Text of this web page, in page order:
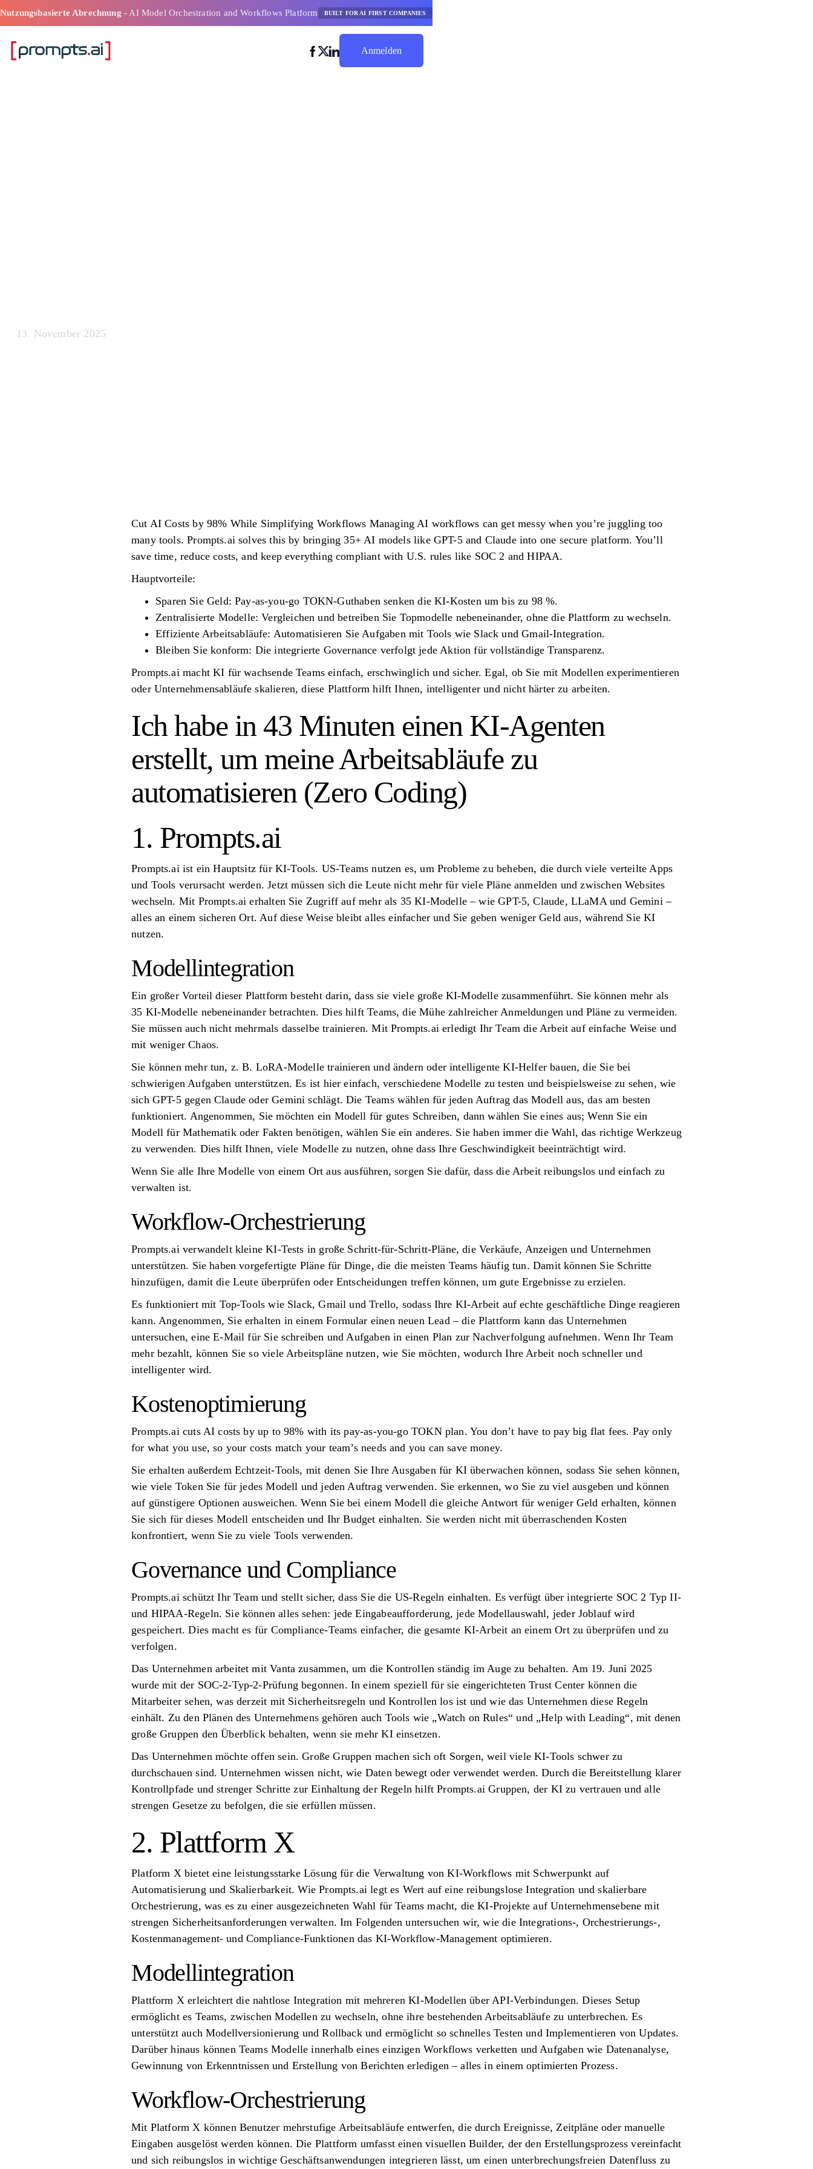
Nutzungsbasierte Abrechnung - AI Model Orchestration and Workflows Platform BUILT FOR AI FIRST COMPANIES
Anmelden
13. November 2025
Cut AI Costs by 98% While Simplifying Workflows Managing AI workflows can get messy when you’re juggling too
many tools. Prompts.ai solves this by bringing 35+ AI models like GPT-5 and Claude into one secure platform. You’ll
save time, reduce costs, and keep everything compliant with U.S. rules like SOC 2 and HIPAA.
Hauptvorteile:
Sparen Sie Geld: Pay-as-you-go TOKN-Guthaben senken die KI-Kosten um bis zu 98 %.
Zentralisierte Modelle: Vergleichen und betreiben Sie Topmodelle nebeneinander, ohne die Plattform zu wechseln.
Effiziente Arbeitsabläufe: Automatisieren Sie Aufgaben mit Tools wie Slack und Gmail-Integration.
Bleiben Sie konform: Die integrierte Governance verfolgt jede Aktion für vollständige Transparenz.
Prompts.ai macht KI für wachsende Teams einfach, erschwinglich und sicher. Egal, ob Sie mit Modellen experimentieren
oder Unternehmensabläufe skalieren, diese Plattform hilft Ihnen, intelligenter und nicht härter zu arbeiten.
Ich habe in 43 Minuten einen KI-Agenten
erstellt, um meine Arbeitsabläufe zu
automatisieren (Zero Coding)
1. Prompts.ai
Prompts.ai ist ein Hauptsitz für KI-Tools. US-Teams nutzen es, um Probleme zu beheben, die durch viele verteilte Apps
und Tools verursacht werden. Jetzt müssen sich die Leute nicht mehr für viele Pläne anmelden und zwischen Websites
wechseln. Mit Prompts.ai erhalten Sie Zugriff auf mehr als 35 KI-Modelle – wie GPT-5, Claude, LLaMA und Gemini –
alles an einem sicheren Ort. Auf diese Weise bleibt alles einfacher und Sie geben weniger Geld aus, während Sie KI
nutzen.
Modellintegration
Ein großer Vorteil dieser Plattform besteht darin, dass sie viele große KI-Modelle zusammenführt. Sie können mehr als
35 KI-Modelle nebeneinander betrachten. Dies hilft Teams, die Mühe zahlreicher Anmeldungen und Pläne zu vermeiden.
Sie müssen auch nicht mehrmals dasselbe trainieren. Mit Prompts.ai erledigt Ihr Team die Arbeit auf einfache Weise und
mit weniger Chaos.
Sie können mehr tun, z. B. LoRA-Modelle trainieren und ändern oder intelligente KI-Helfer bauen, die Sie bei
schwierigen Aufgaben unterstützen. Es ist hier einfach, verschiedene Modelle zu testen und beispielsweise zu sehen, wie
sich GPT-5 gegen Claude oder Gemini schlägt. Die Teams wählen für jeden Auftrag das Modell aus, das am besten
funktioniert. Angenommen, Sie möchten ein Modell für gutes Schreiben, dann wählen Sie eines aus; Wenn Sie ein
Modell für Mathematik oder Fakten benötigen, wählen Sie ein anderes. Sie haben immer die Wahl, das richtige Werkzeug
zu verwenden. Dies hilft Ihnen, viele Modelle zu nutzen, ohne dass Ihre Geschwindigkeit beeinträchtigt wird.
Wenn Sie alle Ihre Modelle von einem Ort aus ausführen, sorgen Sie dafür, dass die Arbeit reibungslos und einfach zu
verwalten ist.
Workflow-Orchestrierung
Prompts.ai verwandelt kleine KI-Tests in große Schritt-für-Schritt-Pläne, die Verkäufe, Anzeigen und Unternehmen
unterstützen. Sie haben vorgefertigte Pläne für Dinge, die die meisten Teams häufig tun. Damit können Sie Schritte
hinzufügen, damit die Leute überprüfen oder Entscheidungen treffen können, um gute Ergebnisse zu erzielen.
Es funktioniert mit Top-Tools wie Slack, Gmail und Trello, sodass Ihre KI-Arbeit auf echte geschäftliche Dinge reagieren
kann. Angenommen, Sie erhalten in einem Formular einen neuen Lead – die Plattform kann das Unternehmen
untersuchen, eine E-Mail für Sie schreiben und Aufgaben in einen Plan zur Nachverfolgung aufnehmen. Wenn Ihr Team
mehr bezahlt, können Sie so viele Arbeitspläne nutzen, wie Sie möchten, wodurch Ihre Arbeit noch schneller und
intelligenter wird.
Kostenoptimierung
Prompts.ai cuts AI costs by up to 98% with its pay-as-you-go TOKN plan. You don’t have to pay big flat fees. Pay only
for what you use, so your costs match your team’s needs and you can save money.
Sie erhalten außerdem Echtzeit-Tools, mit denen Sie Ihre Ausgaben für KI überwachen können, sodass Sie sehen können,
wie viele Token Sie für jedes Modell und jeden Auftrag verwenden. Sie erkennen, wo Sie zu viel ausgeben und können
auf günstigere Optionen ausweichen. Wenn Sie bei einem Modell die gleiche Antwort für weniger Geld erhalten, können
Sie sich für dieses Modell entscheiden und Ihr Budget einhalten. Sie werden nicht mit überraschenden Kosten
konfrontiert, wenn Sie zu viele Tools verwenden.
Governance und Compliance
Prompts.ai schützt Ihr Team und stellt sicher, dass Sie die US-Regeln einhalten. Es verfügt über integrierte SOC 2 Typ II-
und HIPAA-Regeln. Sie können alles sehen: jede Eingabeaufforderung, jede Modellauswahl, jeder Joblauf wird
gespeichert. Dies macht es für Compliance-Teams einfacher, die gesamte KI-Arbeit an einem Ort zu überprüfen und zu
verfolgen.
Das Unternehmen arbeitet mit Vanta zusammen, um die Kontrollen ständig im Auge zu behalten. Am 19. Juni 2025
wurde mit der SOC-2-Typ-2-Prüfung begonnen. In einem speziell für sie eingerichteten Trust Center können die
Mitarbeiter sehen, was derzeit mit Sicherheitsregeln und Kontrollen los ist und wie das Unternehmen diese Regeln
einhält. Zu den Plänen des Unternehmens gehören auch Tools wie „Watch on Rules“ und „Help with Leading“, mit denen
große Gruppen den Überblick behalten, wenn sie mehr KI einsetzen.
Das Unternehmen möchte offen sein. Große Gruppen machen sich oft Sorgen, weil viele KI-Tools schwer zu
durchschauen sind. Unternehmen wissen nicht, wie Daten bewegt oder verwendet werden. Durch die Bereitstellung klarer
Kontrollpfade und strenger Schritte zur Einhaltung der Regeln hilft Prompts.ai Gruppen, der KI zu vertrauen und alle
strengen Gesetze zu befolgen, die sie erfüllen müssen.
2. Plattform X
Platform X bietet eine leistungsstarke Lösung für die Verwaltung von KI-Workflows mit Schwerpunkt auf
Automatisierung und Skalierbarkeit. Wie Prompts.ai legt es Wert auf eine reibungslose Integration und skalierbare
Orchestrierung, was es zu einer ausgezeichneten Wahl für Teams macht, die KI-Projekte auf Unternehmensebene mit
strengen Sicherheitsanforderungen verwalten. Im Folgenden untersuchen wir, wie die Integrations-, Orchestrierungs-,
Kostenmanagement- und Compliance-Funktionen das KI-Workflow-Management optimieren.
Modellintegration
Plattform X erleichtert die nahtlose Integration mit mehreren KI-Modellen über API-Verbindungen. Dieses Setup
ermöglicht es Teams, zwischen Modellen zu wechseln, ohne ihre bestehenden Arbeitsabläufe zu unterbrechen. Es
unterstützt auch Modellversionierung und Rollback und ermöglicht so schnelles Testen und Implementieren von Updates.
Darüber hinaus können Teams Modelle innerhalb eines einzigen Workflows verketten und Aufgaben wie Datenanalyse,
Gewinnung von Erkenntnissen und Erstellung von Berichten erledigen – alles in einem optimierten Prozess.
Workflow-Orchestrierung
Mit Platform X können Benutzer mehrstufige Arbeitsabläufe entwerfen, die durch Ereignisse, Zeitpläne oder manuelle
Eingaben ausgelöst werden können. Die Plattform umfasst einen visuellen Builder, der den Erstellungsprozess vereinfacht
und sich reibungslos in wichtige Geschäftsanwendungen integrieren lässt, um einen unterbrechungsfreien Datenfluss zu